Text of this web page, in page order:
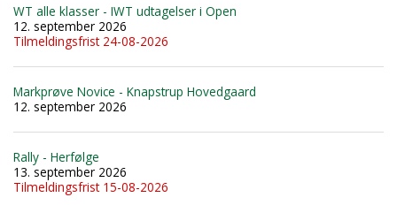
WT alle klasser - IWT udtagelser i Open
12. september 2026
Tilmeldingsfrist 24-08-2026
Markprøve Novice - Knapstrup Hovedgaard
12. september 2026
Rally - Herfølge
13. september 2026
Tilmeldingsfrist 15-08-2026